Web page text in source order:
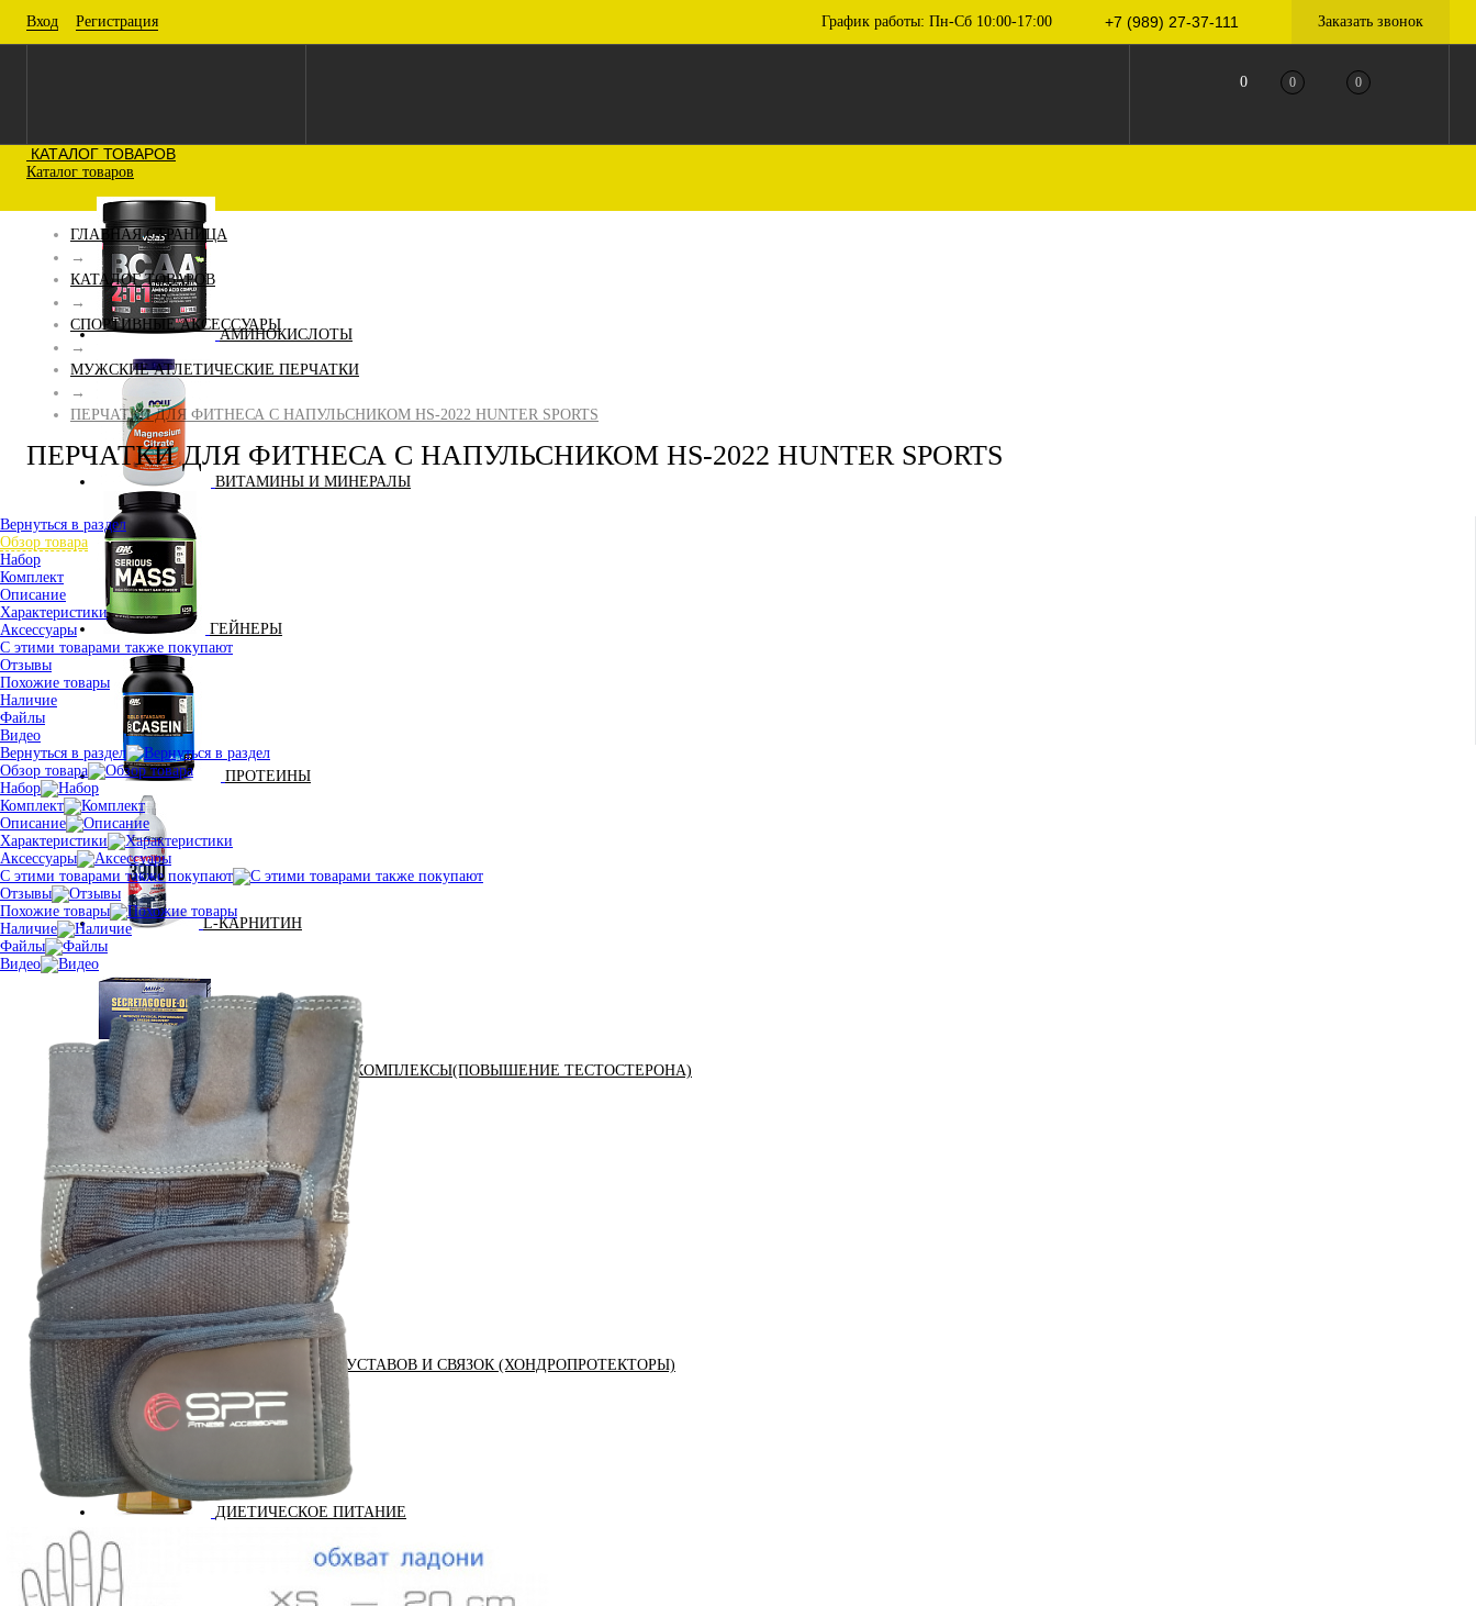
Вход Регистрация График работы: Пн-Сб 10:00-17:00 +7 (989) 27-37-111 Заказать звонок
0 0 0
КАТАЛОГ ТОВАРОВ
Каталог товаров
АМИНОКИСЛОТЫ
ВИТАМИНЫ И МИНЕРАЛЫ
ГЕЙНЕРЫ
ПРОТЕИНЫ
L-КАРНИТИН
АНАБОЛИЧЕСКИЕ КОМПЛЕКСЫ(ПОВЫШЕНИЕ ТЕСТОСТЕРОНА)
АКСЕССУАРЫ
ДОБАВКИ ДЛЯ СУСТАВОВ И СВЯЗОК (ХОНДРОПРОТЕКТОРЫ)
ДИЕТИЧЕСКОЕ ПИТАНИЕ
ГЛАВНАЯ СТРАНИЦА
→
КАТАЛОГ ТОВАРОВ
→
СПОРТИВНЫЕ АКСЕССУАРЫ
→
МУЖСКИЕ АТЛЕТИЧЕСКИЕ ПЕРЧАТКИ
→
ПЕРЧАТКИ ДЛЯ ФИТНЕСА С НАПУЛЬСНИКОМ HS-2022 HUNTER SPORTS
ПЕРЧАТКИ ДЛЯ ФИТНЕСА С НАПУЛЬСНИКОМ HS-2022 HUNTER SPORTS
Вернуться в раздел
Обзор товара
Набор
Комплект
Описание
Характеристики
Аксессуары
С этими товарами также покупают
Отзывы
Похожие товары
Наличие
Файлы
Видео
Вернуться в раздел
Обзор товара
Набор
Комплект
Описание
Характеристики
Аксессуары
С этими товарами также покупают
Отзывы
Похожие товары
Наличие
Файлы
Видео